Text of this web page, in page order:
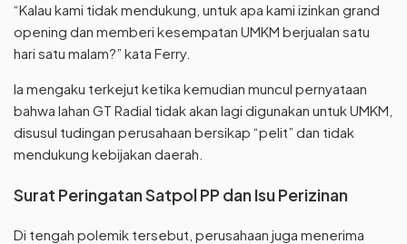
“Kalau kami tidak mendukung, untuk apa kami izinkan grand
opening dan memberi kesempatan UMKM berjualan satu
hari satu malam?” kata Ferry.
Ia mengaku terkejut ketika kemudian muncul pernyataan
bahwa lahan GT Radial tidak akan lagi digunakan untuk UMKM,
disusul tudingan perusahaan bersikap “pelit” dan tidak
mendukung kebijakan daerah.
Surat Peringatan Satpol PP dan Isu Perizinan
Di tengah polemik tersebut, perusahaan juga menerima